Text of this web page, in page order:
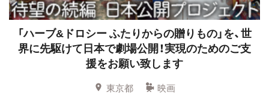
「ハーブ&ドロシー ふたりからの贈りもの」を、世
界に先駆けて日本で劇場公開！実現のためのご支
援をお願い致します
東京都
映画